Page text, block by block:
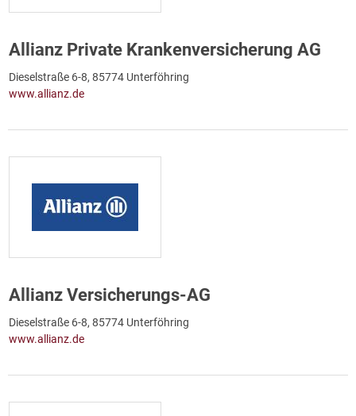
Allianz Private Krankenversicherung AG
Dieselstraße 6-8, 85774 Unterföhring
www.allianz.de
Allianz Versicherungs-AG
Dieselstraße 6-8, 85774 Unterföhring
www.allianz.de